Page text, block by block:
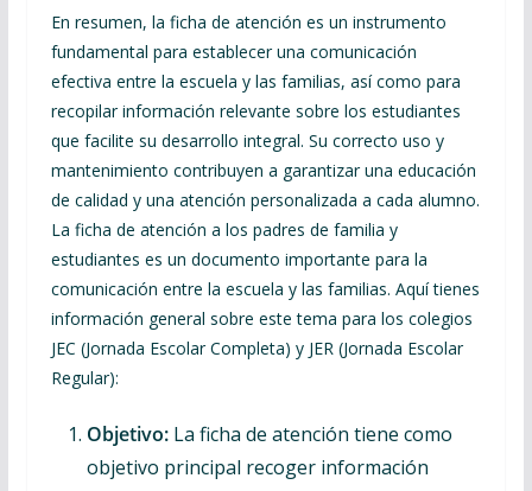
En resumen, la ficha de atención es un instrumento
fundamental para establecer una comunicación
efectiva entre la escuela y las familias, así como para
recopilar información relevante sobre los estudiantes
que facilite su desarrollo integral. Su correcto uso y
mantenimiento contribuyen a garantizar una educación
de calidad y una atención personalizada a cada alumno.
La ficha de atención a los padres de familia y
estudiantes es un documento importante para la
comunicación entre la escuela y las familias. Aquí tienes
información general sobre este tema para los colegios
JEC (Jornada Escolar Completa) y JER (Jornada Escolar
Regular):
Objetivo:La ficha de atención tiene como
objetivo principal recoger información